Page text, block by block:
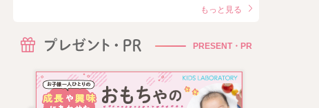
もっと見る
PRESENT・PR